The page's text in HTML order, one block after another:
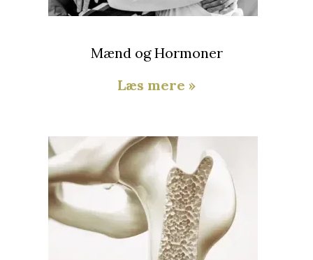
Mænd og Hormoner
Læs mere »